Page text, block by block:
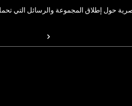
حول إطلاق المجموعة والرسائل التي